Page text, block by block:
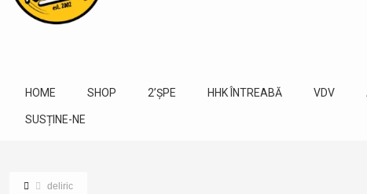
HOME SHOP 2’ȘPE HHK ÎNTREABĂ VDV
SUSȚINE-NE
deliric